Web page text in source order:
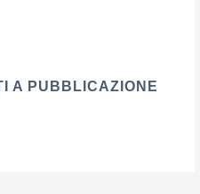
A PUBBLICAZIONE